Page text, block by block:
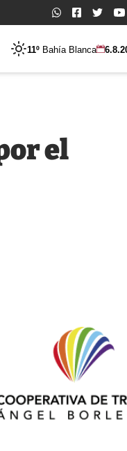
11º Bahía Blanca
el